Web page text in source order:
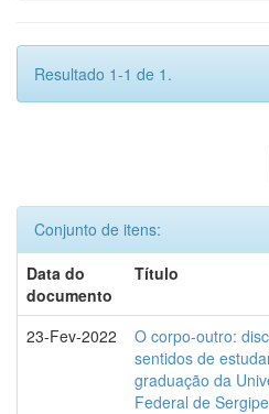
Resultado 1-1 de 1.
Conjunto de itens:
Data do
documento
Título
23-Fev-2022
O corpo-outro:
sentidos de
graduação da
Federal de Sergipe